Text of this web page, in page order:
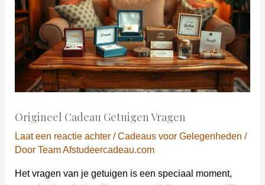
Origineel Cadeau Getuigen Vragen
Laat een reactie achter /Cadeaus voor Gelegenheden /
Door Team Afstudeercadeau.com
Het vragen van je getuigen is een speciaal moment,